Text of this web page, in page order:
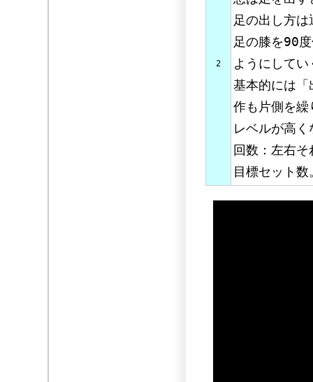
2
足の出し方
足の膝を90
ようにして
基本的には「
作も片側を繰
レベルが高く
回数：左右
目標セット数